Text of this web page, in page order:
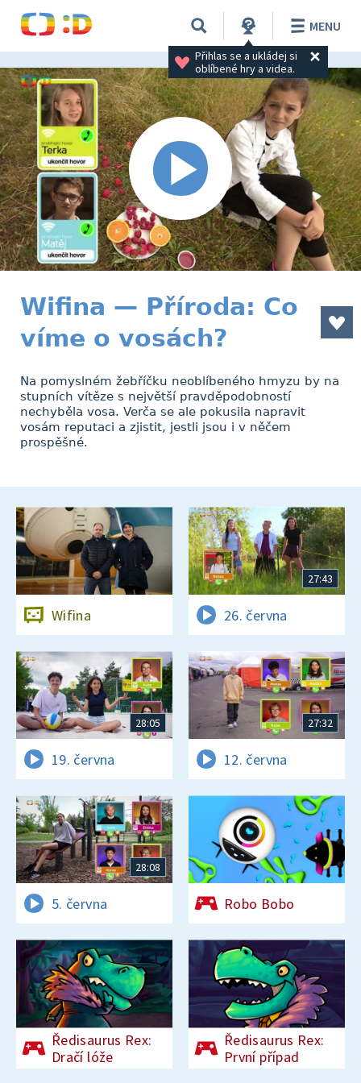
Přihlas se a ukládej si
oblíbené hry a videa.
MENU
Wifina — Příroda: Co
víme o vosách?
Na pomyslném žebříčku neoblíbeného hmyzu by na
stupních vítěze s největší pravděpodobností
nechyběla vosa. Verča se ale pokusila napravit
vosám reputaci a zjistit, jestli jsou i v něčem
prospěšné.
Wifina
27:43
26. června
28:05
19. června
27:32
12. června
28:08
5. června Robo Bobo
Ředisaurus Rex:
Dračí lóže
Ředisaurus Rex:
První případ